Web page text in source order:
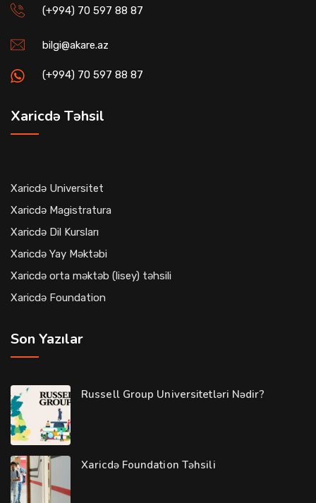
(+994) 70 597 88 87
bilgi@akare.az
(+994) 70 597 88 87
Xaricdə Təhsil
Xaricdə Universitet
Xaricdə Magistratura
Xaricdə Dil Kursları
Xaricdə Yay Məktəbi
Xaricdə orta məktəb (lisey) təhsili
Xaricdə Foundation
Son Yazılar
Russell Group Universitetləri Nədir?
Xaricdə Foundation Təhsili